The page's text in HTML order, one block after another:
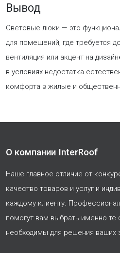
Вывод
Световые люки — это
для помещений, где требуется
вентиляция или акцент на
в условиях недостатка
комфорта в жилые и
О компании InterRoof
Наше главное отличие от
качество товаров и услуг и
каждому клиенту.
помогут вам выбрать именно
необходимы для решения ваших